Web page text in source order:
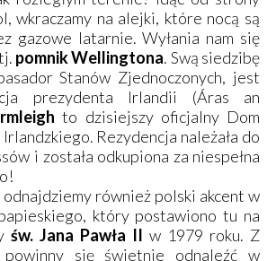
, wkraczamy na alejki, które nocą są
gazowe latarnie. Wyłania nam się
pomnik Wellingtona. Swą siedzibę
Stanów Zjednoczonych, jest
prezydenta Irlandii (Áras an
to dzisiejszy oficjalny Dom
Rezydencja należała do
i została odkupiona za niespełna
również polski akcent w
który postawiono tu na
św. Jana Pawła II w 1979 roku. Z
się świetnie odnaleźć w